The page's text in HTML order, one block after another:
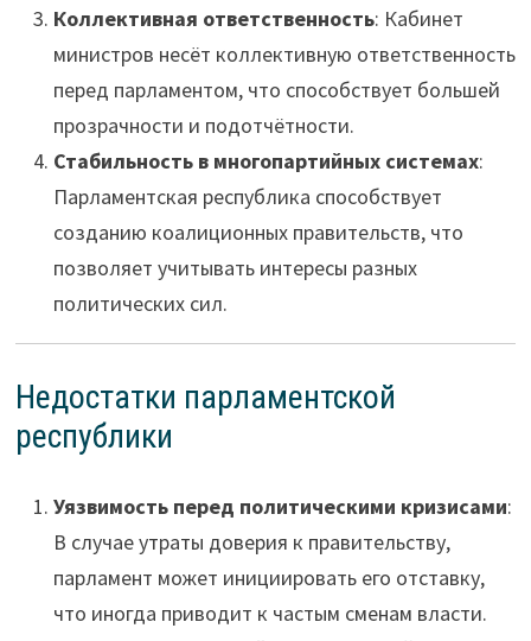
Коллективная ответственность: Кабинет
министров несёт коллективную ответственность
перед парламентом, что способствует большей
прозрачности и подотчётности.
Стабильность в многопартийных системах:
Парламентская республика способствует
созданию коалиционных правительств, что
позволяет учитывать интересы разных
политических сил.
Недостатки парламентской
республики
Уязвимость перед политическими кризисами:
В случае утраты доверия к правительству,
парламент может инициировать его отставку,
что иногда приводит к частым сменам власти.